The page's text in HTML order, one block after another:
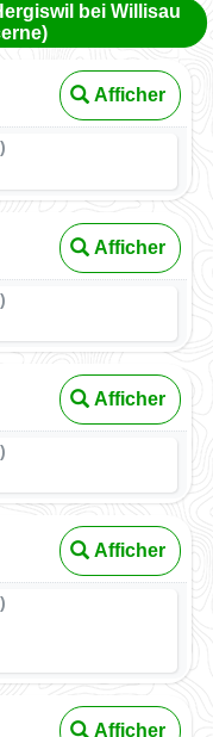
bei Willisau
Afficher
Afficher
Afficher
Afficher
Afficher